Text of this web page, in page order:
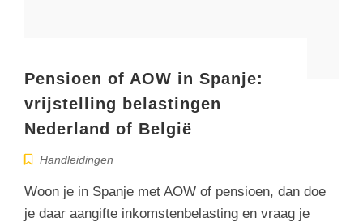
Pensioen of AOW in Spanje:
vrijstelling belastingen
Nederland of België
Handleidingen
Woon je in Spanje met AOW of pensioen, dan doe
je daar aangifte inkomstenbelasting en vraag je